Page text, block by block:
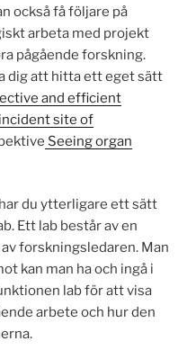
också få följare på
arbeta med projekt
pågående forskning.
dig att hitta ett eget sätt
and efficient
site of
Seeing organ
har du ytterligare ett sätt
Ett lab består av en
forskningsledaren. Man
kan man ha och ingå i
lab för att visa
arbete och hur den